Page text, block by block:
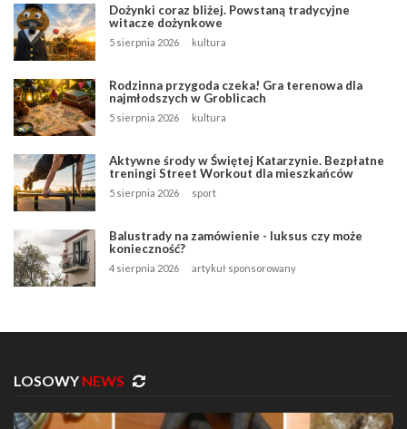
Dożynki coraz bliżej. Powstaną tradycyjne
witacze dożynkowe
5 sierpnia 2026 kultura
Rodzinna przygoda czeka! Gra terenowa dla
najmłodszych w Groblicach
5 sierpnia 2026 kultura
Aktywne środy w Świętej Katarzynie. Bezpłatne
treningi Street Workout dla mieszkańców
5 sierpnia 2026 sport
Balustrady na zamówienie - luksus czy może
konieczność?
4 sierpnia 2026 artykuł sponsorowany
LOSOWY NEWS